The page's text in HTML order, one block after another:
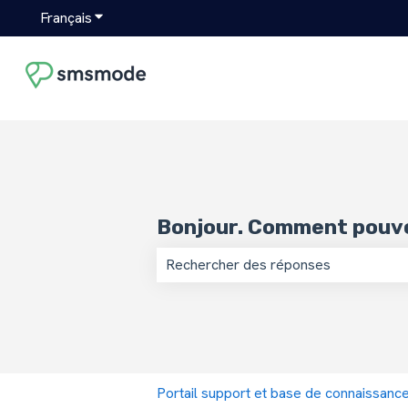
FrançaisAfficher le sous-menu pour les traductions
Bonjour. Comment
Portail support et base de